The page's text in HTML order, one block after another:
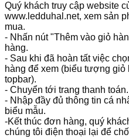
Quý khách truy cập website
www.ledduhal.net, xem sản
mua.
- Nhấn nút "Thêm vào giỏ
hàng.
- Sau khi đã hoàn tất việc
hàng để xem (biểu tượng
topbar).
- Chuyển tới trang thanh toán.
- Nhập đầy đủ thông tin cá
biểu mẫu.
-Kết thúc đơn hàng, quý
chúng tôi điện thoại lại để